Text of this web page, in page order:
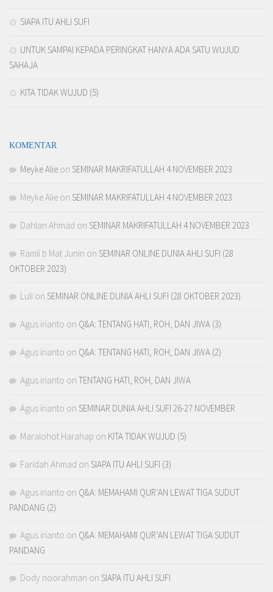
SIAPA ITU AHLI SUFI
UNTUK SAMPAI KEPADA PERINGKAT HANYA ADA SATU WUJUD
SAHAJA
KITA TIDAK WUJUD (5)
KOMENTAR
Meyke Alie on SEMINAR MAKRIFATULLAH 4 NOVEMBER 2023
Meyke Alie on SEMINAR MAKRIFATULLAH 4 NOVEMBER 2023
Dahlan Ahmad on SEMINAR MAKRIFATULLAH 4 NOVEMBER 2023
Ramli b Mat Junin on SEMINAR ONLINE DUNIA AHLI SUFI (28
OKTOBER 2023)
Luli on SEMINAR ONLINE DUNIA AHLI SUFI (28 OKTOBER 2023)
Agus irianto on Q&A: TENTANG HATI, ROH, DAN JIWA (3)
Agus irianto on Q&A: TENTANG HATI, ROH, DAN JIWA (2)
Agus irianto on TENTANG HATI, ROH, DAN JIWA
Agus irianto on SEMINAR DUNIA AHLI SUFI 26-27 NOVEMBER
Maralohot Harahap on KITA TIDAK WUJUD (5)
Faridah Ahmad on SIAPA ITU AHLI SUFI (3)
Agus irianto on Q&A: MEMAHAMI QUR’AN LEWAT TIGA SUDUT
PANDANG (2)
Agus irianto on Q&A: MEMAHAMI QUR’AN LEWAT TIGA SUDUT
PANDANG
Dody noorahman on SIAPA ITU AHLI SUFI